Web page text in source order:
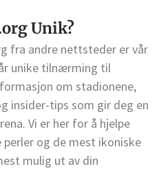
Unik?
fra andre nettsteder er vår
unike tilnærming til
om stadionene,
insider-tips som gir deg en
Vi er her for å hjelpe
og de mest ikoniske
mulig ut av din